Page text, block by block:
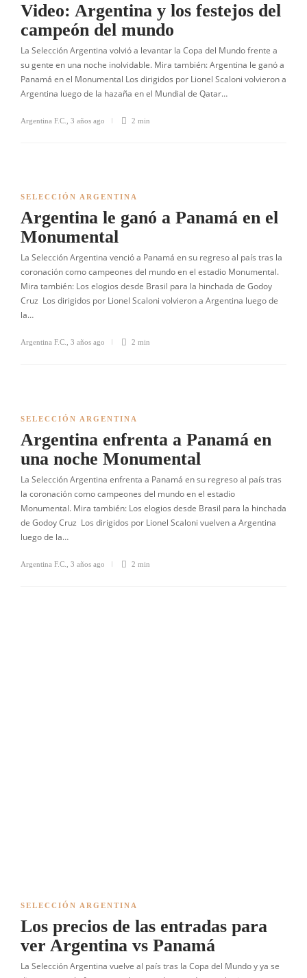
Video: Argentina y los festejos del
campeón del mundo
La Selección Argentina volvió a levantar la Copa del Mundo frente a
su gente en una noche inolvidable. Mira también: Argentina le ganó a
Panamá en el Monumental Los dirigidos por Lionel Scaloni volvieron a
Argentina luego de la hazaña en el Mundial de Qatar…
Argentina F.C. 3 años ago 2 min
SELECCIÓN ARGENTINA
Argentina le ganó a Panamá en el
Monumental
La Selección Argentina venció a Panamá en su regreso al país tras la
coronación como campeones del mundo en el estadio Monumental.
Mira también: Los elogios desde Brasil para la hinchada de Godoy
Cruz Los dirigidos por Lionel Scaloni volvieron a Argentina luego de
la…
Argentina F.C. 3 años ago 2 min
SELECCIÓN ARGENTINA
Argentina enfrenta a Panamá en
una noche Monumental
La Selección Argentina enfrenta a Panamá en su regreso al país tras
la coronación como campeones del mundo en el estadio
Monumental. Mira también: Los elogios desde Brasil para la hinchada
de Godoy Cruz Los dirigidos por Lionel Scaloni vuelven a Argentina
luego de la…
Argentina F.C. 3 años ago 2 min
SELECCIÓN ARGENTINA
Los precios de las entradas para
ver Argentina vs Panamá
La Selección Argentina vuelve al país tras la Copa del Mundo y ya se